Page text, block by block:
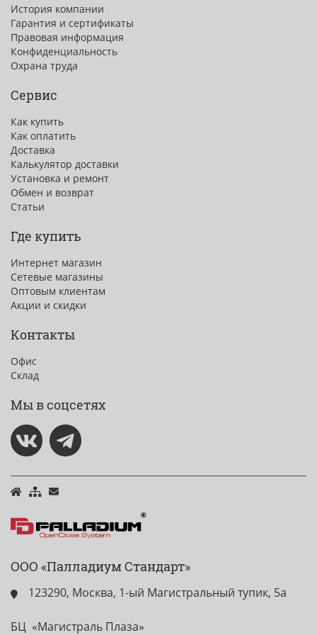
История компании
Гарантия и сертификаты
Правовая информация
Конфиденциальность
Охрана труда
Сервис
Как купить
Как оплатить
Доставка
Калькулятор доставки
Установка и ремонт
Обмен и возврат
Статьи
Где купить
Интернет магазин
Сетевые магазины
Оптовым клиентам
Акции и скидки
Контакты
Офис
Склад
Мы в соцсетях
ООО «Палладиум Стандарт»
123290, Москва, 1-ый Магистральный тупик, 5а
БЦ «Магистраль Плаза»